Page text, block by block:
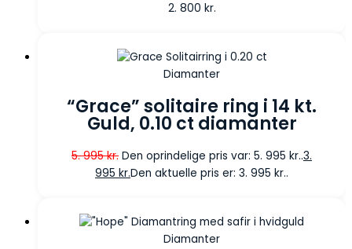
2. 800 kr.
Diamanter
“Grace” solitaire ring i 14 kt.
Guld, 0.10 ct diamanter
5. 995kr. Den oprindelige pris var: 5. 995 kr..3.
995 kr.Den aktuelle pris er: 3. 995 kr..
Diamanter